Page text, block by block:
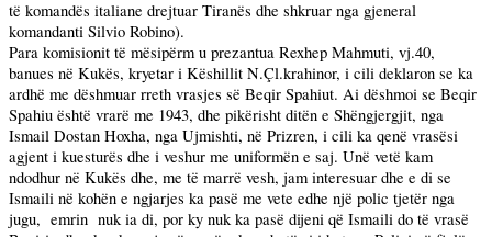
të komandës italiane drejtuar Tiranës dhe shkruar nga gjeneral
komandanti Silvio Robino).
Para komisionit të mësipërm u prezantua Rexhep Mahmuti, vj.40,
banues në Kukës, kryetar i Këshillit N.Çl.krahinor, i cili deklaron se ka
ardhë me dëshmuar rreth vrasjes së Beqir Spahiut. Ai dëshmoi se Beqir
Spahiu është vrarë me 1943, dhe pikërisht ditën e Shëngjergjit, nga
Ismail Dostan Hoxha, nga Ujmishti, në Prizren, i cili ka qenë vrasësi
agjent i kuesturës dhe i veshur me uniformën e saj. Unë vetë kam
ndodhur në Kukës dhe, me të marrë vesh, jam interesuar dhe e di se
Ismaili në kohën e ngjarjes ka pasë me vete edhe një polic tjetër nga
jugu, emrin nuk ia di, por ky nuk ka pasë dijeni që Ismaili do të vrasë